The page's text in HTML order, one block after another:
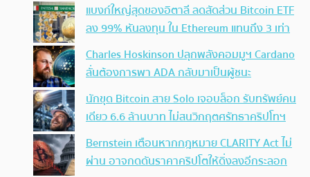
แบงก์ใหญ่สุดของอิตาลี ลดสัดส่วน Bitcoin ETF
ลง 99% หันลงทุน ใน Ethereum แทนถึง 3 เท่า
Charles Hoskinson ปลุกพลังคอมมูฯ Cardano
ลั่นต้องการพา ADA กลับมาเป็นผู้ชนะ
นักขุด Bitcoin สาย Solo เจอบล็อก รับทรัพย์คน
เดียว 6.6 ล้านบาท ไม่สนวิกฤตศรัทธาคริปโทฯ
Bernstein เตือนหากกฎหมาย CLARITY Act ไม่
ผ่าน อาจกดดันราคาคริปโตให้ดิ่งลงอีกระลอก